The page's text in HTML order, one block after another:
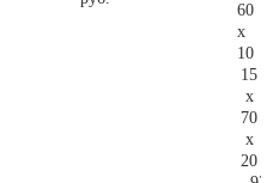
60
x
10
15
x
70
x
20